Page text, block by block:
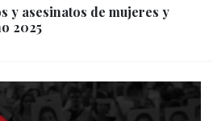
y asesinatos de mujeres y
2025